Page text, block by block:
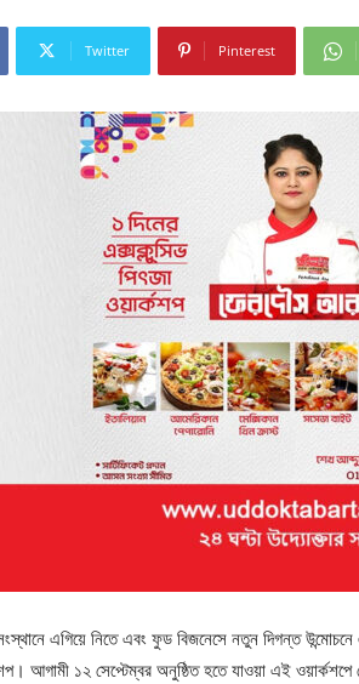
Twitter Pinterest
এগিয়ে নিতে এবং ফুড বিজনেসে নতুন দিগন্ত
আগামী ১২ সেপ্টেম্বর অনুষ্ঠিত হতে যাওয়া এই